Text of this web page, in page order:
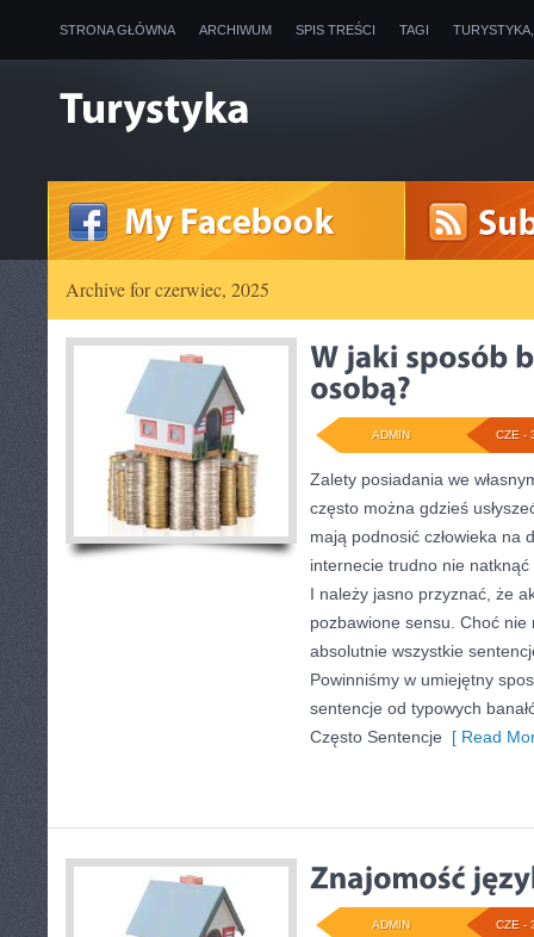
STRONA GŁÓWNA ARCHIWUM SPIS TREŚCI TAGI
Archive for czerwiec, 2025
CZE -
ADMIN
Zalety posiadania we
często można gdzieś
mają podnosić człowieka na
internecie trudno nie
I należy jasno przyznać, że
pozbawione sensu. Choć
absolutnie wszystkie
Powinniśmy w umiejętny
sentencje od typowych
Często Sentencje [ Read
CZE -
ADMIN